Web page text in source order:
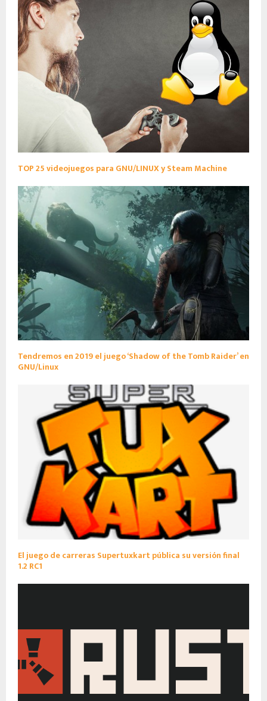
TOP 25 videojuegos para GNU/LINUX y Steam Machine
Tendremos en 2019 el juego ‘Shadow of the Tomb Raider’ en
GNU/Linux
El juego de carreras Supertuxkart pública su versión final
1.2 RC1